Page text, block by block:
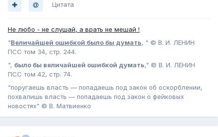
Цитата
Не любо - не слушай, а врать не мешай !
"Величайшей ошибкой было бы думать, " © В. И. ЛЕНИН
ПСС том 34, стр. 244.
", было бы величайшей ошибкой думать," © В. И. ЛЕНИН
ПСС том 42, стр. 74.
"поругаешь власть — попадаешь под закон об оскорблении,
похвалишь власть — попадаешь под закон о фейковых
новостях" © В. Матвиенко